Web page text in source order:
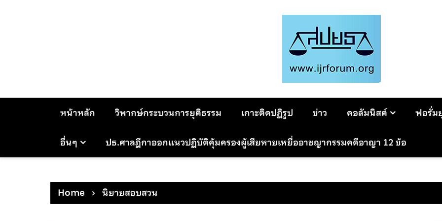
หน้าหลัก วิพากษ์กระบวนการยุติธรรม เกาะติดปฏิรูป ข่าว คอลัมนิสต์ ฟอรั่ม
อื่นๆ ปธ.ศาลฎีกาออกแนวปฏิบัติคุ้มครองผู้เสียหายเหยื่ออาชญากรรมคดีอาญา 12 ข้อ
Home นิยายสอบสวน